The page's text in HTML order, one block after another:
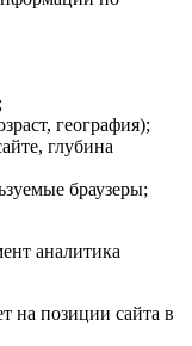
география);
глубина
браузеры;
аналитика
на позиции сайта в